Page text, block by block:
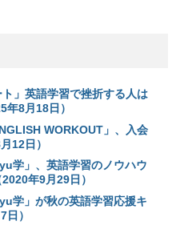
」英語学習で挫折する人は
年8月18日）
WORKOUT」、入会
12日）
学」、英語学習のノウハウ
年9月29日）
学」が秋の英語学習応援キ
）